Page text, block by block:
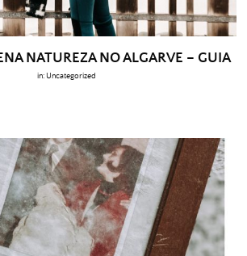
NATUREZA NO ALGARVE – GUIA
in: Uncategorized